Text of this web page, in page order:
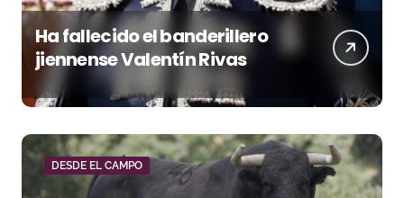
Ha fallecido el banderillero
jiennense Valentín Rivas
DESDE EL CAMPO